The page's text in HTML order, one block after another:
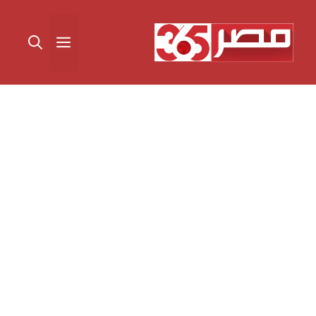
المحتوى القائمة